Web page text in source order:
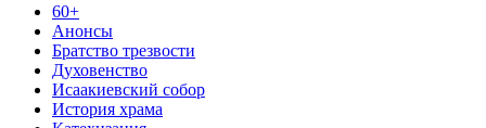
60+
Анонсы
Братство трезвости
Духовенство
Исаакиевский собор
История храма